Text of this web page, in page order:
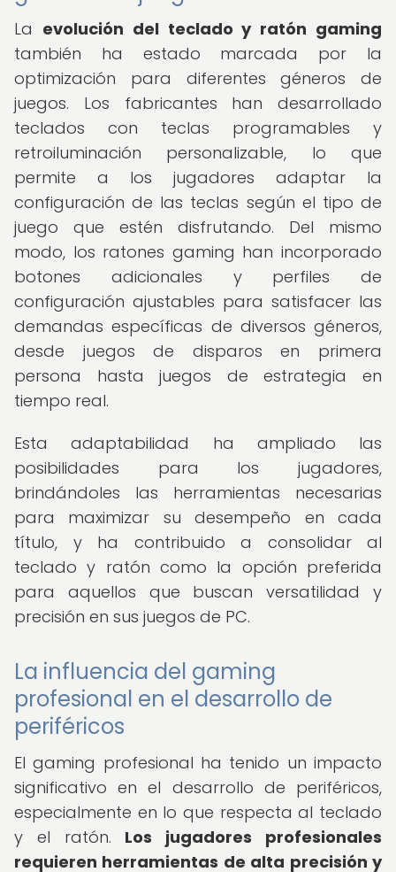
La evolución del teclado y ratón gaming
también ha estado marcada por la
optimización para diferentes géneros de
juegos. Los fabricantes han desarrollado
teclados con teclas programables y
retroiluminación personalizable, lo que
permite a los jugadores adaptar la
configuración de las teclas según el tipo de
juego que estén disfrutando. Del mismo
modo, los ratones gaming han incorporado
botones adicionales y perfiles de
configuración ajustables para satisfacer las
demandas específicas de diversos géneros,
desde juegos de disparos en primera
persona hasta juegos de estrategia en
tiempo real.
Esta adaptabilidad ha ampliado las
posibilidades para los jugadores,
brindándoles las herramientas necesarias
para maximizar su desempeño en cada
título, y ha contribuido a consolidar al
teclado y ratón como la opción preferida
para aquellos que buscan versatilidad y
precisión en sus juegos de PC.
La influencia del gaming
profesional en el desarrollo de
periféricos
El gaming profesional ha tenido un impacto
significativo en el desarrollo de periféricos,
especialmente en lo que respecta al teclado
y el ratón. Los jugadores profesionales
requieren herramientas de alta precisión y